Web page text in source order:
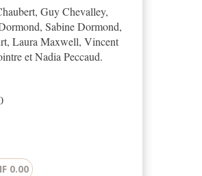
Guy Chevalley,
Sabine Dormond,
Laura Maxwell, Vincent
et Nadia Peccaud.
0.00